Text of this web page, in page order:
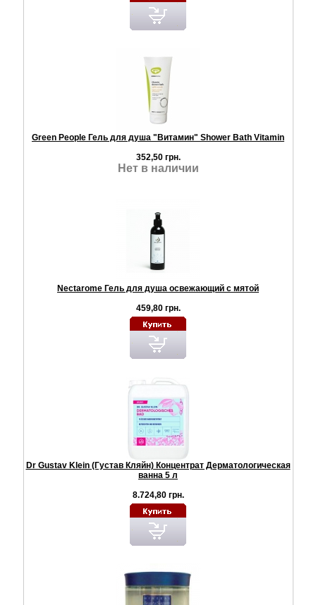
Green People Гель для душа "Витамин" Shower Bath Vitamin
352,50 грн.
Нет в наличии
Nectarome Гель для душа освежающий с мятой
459,80 грн.
Dr Gustav Klein (Густав Кляйн) Концентрат Дерматологическая
ванна 5 л
8.724,80 грн.